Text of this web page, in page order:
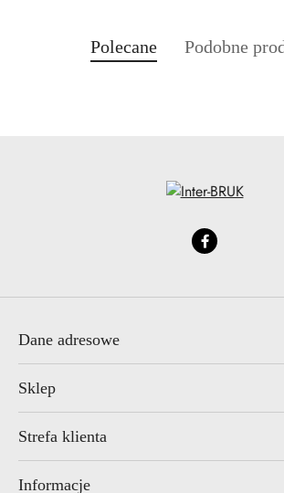
Pomiń karuzelę produktów
Produkty
Polecane
Produkty
Podobne
Dane adresowe
Sklep
Strefa klienta
Informacje